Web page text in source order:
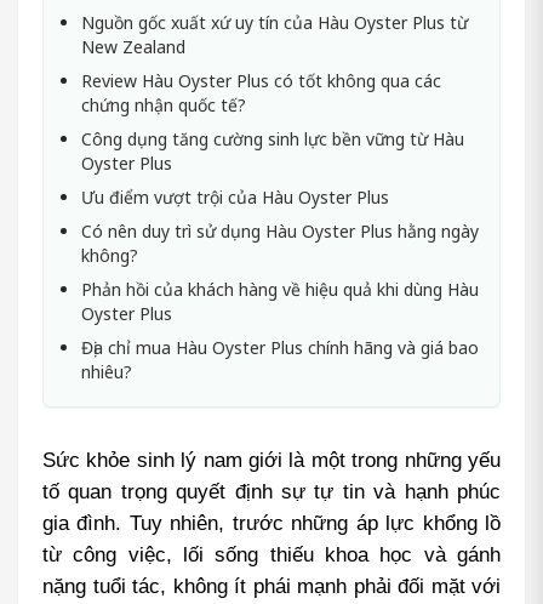
Nguồn gốc xuất xứ uy tín của Hàu Oyster Plus từ
New Zealand
Review Hàu Oyster Plus có tốt không qua các
chứng nhận quốc tế?
Công dụng tăng cường sinh lực bền vững từ Hàu
Oyster Plus
Ưu điểm vượt trội của Hàu Oyster Plus
Có nên duy trì sử dụng Hàu Oyster Plus hằng ngày
không?
Phản hồi của khách hàng về hiệu quả khi dùng Hàu
Oyster Plus
Địa chỉ mua Hàu Oyster Plus chính hãng và giá bao
nhiêu?
Sức khỏe sinh lý nam giới là một trong những yếu
tố quan trọng quyết định sự tự tin và hạnh phúc
gia đình. Tuy nhiên, trước những áp lực khổng lồ
từ công việc, lối sống thiếu khoa học và gánh
nặng tuổi tác, không ít phái mạnh phải đối mặt với